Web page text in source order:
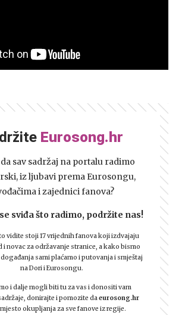
Eurosong.hr
sav sadržaj na portalu radimo
iz ljubavi prema Eurosongu,
i zajednici fanova?
sviđa što radimo, podržite nas!
vidite stoji 17 vrijednih fanova koji izdvajaju
i novac za održavanje stranice, a kako bismo
sami plaćamo i putovanja i smještaj
na Dori i Eurosongu.
i dalje mogli biti tu za vas i donositi vam
donirajte i pomozite da eurosong.hr
okupljanja za sve fanove iz regije.